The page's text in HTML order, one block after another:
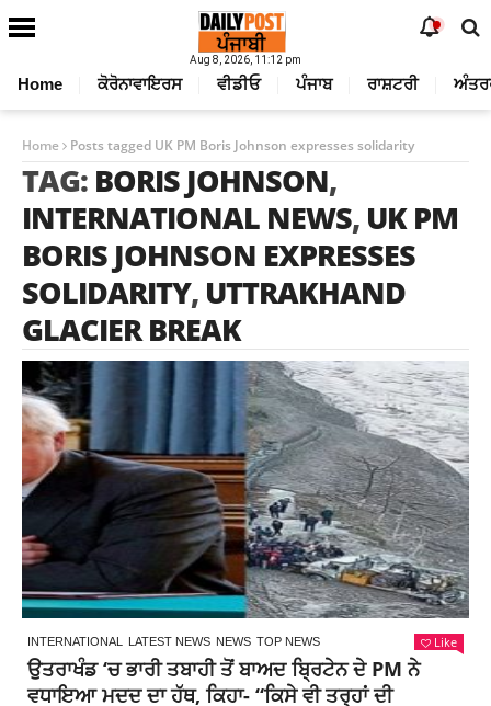
Aug 8, 2026, 11:12 pm
Home ਕੋਰੋਨਾਵਾਇਰਸ ਵੀਡੀਓ ਪੰਜਾਬ ਰਾਸ਼ਟਰੀ
Home Posts tagged UK PM Boris Johnson expresses solidarity
TAG: BORIS JOHNSON,
INTERNATIONAL NEWS, UK PM
BORIS JOHNSON EXPRESSES
SOLIDARITY, UTTRAKHAND
GLACIER BREAK
INTERNATIONAL LATEST NEWS NEWS TOP NEWS Like
ਉਤਰਾਖੰਡ ‘ਚ ਭਾਰੀ ਤਬਾਹੀ ਤੋਂ ਬਾਅਦ ਬ੍ਰਿਟੇਨ ਦੇ PM ਨੇ
ਵਧਾਇਆ ਮਦਦ ਦਾ ਹੱਥ, ਕਿਹਾ- “ਕਿਸੇ ਵੀ ਤਰ੍ਹਾਂ ਦੀ